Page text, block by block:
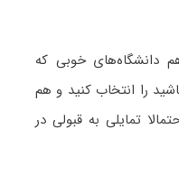
دانشگاه‌های خوبی که
را انتخاب کنید و هم
تمایلی به قبولی در